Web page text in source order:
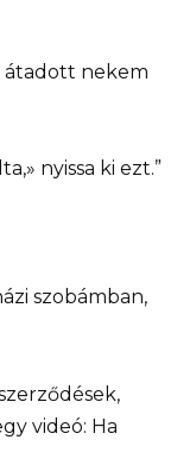
átadott nekem
nyissa ki ezt.”
szobámban,
videó: Ha